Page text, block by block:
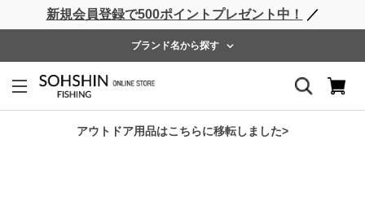
新規会員登録で500ポイントプレゼント中！ ／
ブランド名から探す
アウトドア用品はこちらに移転しました>
ライフベスト ウェーダー レインウェア フットウェア
ホーム > RBB >